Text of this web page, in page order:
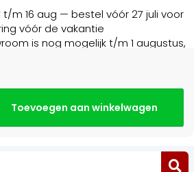
m 16 aug — bestel vóór 27 juli voor
vóór de vakantie
is nog mogelijk t/m 1 augustus,
Toevoegen aan winkelwagen